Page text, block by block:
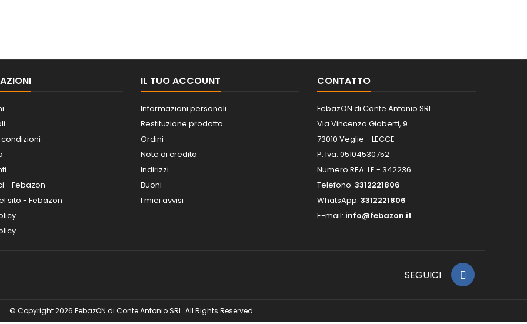
- Febazon
sito - Febazon
IL TUO ACCOUNT
Informazioni personali
Restituzione prodotto
Ordini
Note di credito
Indirizzi
Buoni
I miei avvisi
CONTATTO
FebazON di Conte Antonio SRL
Via Vincenzo Gioberti, 9
73010 Veglie - LECCE
P. Iva: 05104530752
Numero REA: LE - 342236
Telefono: 3312221806
WhatsApp: 3312221806
E-mail: info@febazon.it
SEGUICI
© Copyright 2026 FebazON di Conte Antonio SRL. All Rights Reserved.